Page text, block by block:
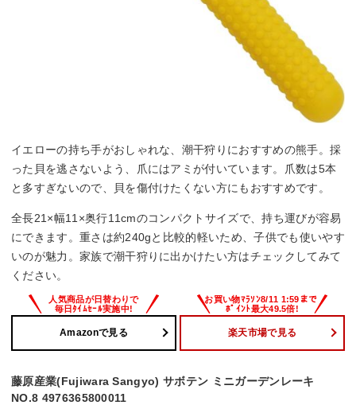
イエローの持ち手がおしゃれな、潮干狩りにおすすめの熊手。採
った貝を逃さないよう、爪にはアミが付いています。爪数は5本
と多すぎないので、貝を傷付けたくない方にもおすすめです。
全長21×幅11×奥行11cmのコンパクトサイズで、持ち運びが容易
にできます。重さは約240gと比較的軽いため、子供でも使いやす
いのが魅力。家族で潮干狩りに出かけたい方はチェックしてみて
ください。
Amazonで見る 楽天市場で見る
藤原産業(Fujiwara Sangyo) サボテン ミニガーデンレーキ
NO.8 4976365800011